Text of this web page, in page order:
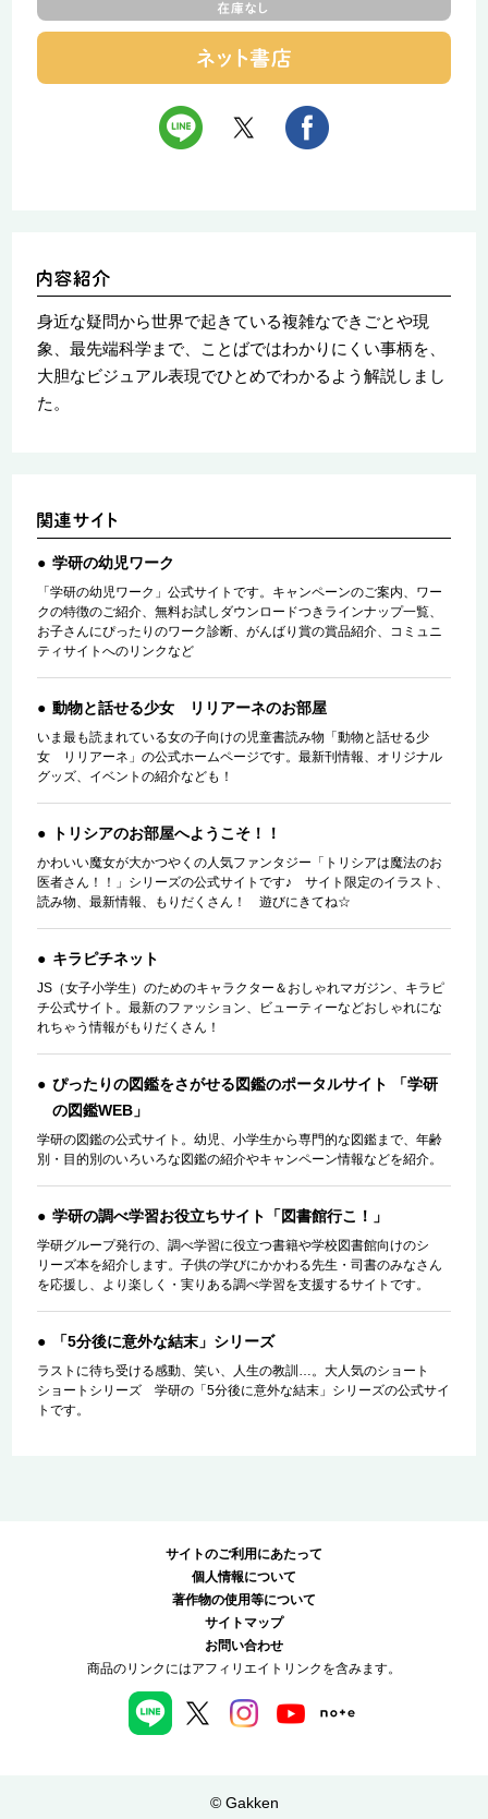
身近な疑問から世界で起きている複雑なできごとや現
象、最先端科学まで、ことばではわかりにくい事柄を、
大胆なビジュアル表現でひとめでわかるよう解説しまし
た。
学研の幼児ワーク
「学研の幼児ワーク」公式サイトです。キャンペーンのご案内、ワー
クの特徴のご紹介、無料お試しダウンロードつきラインナップ一覧、
お子さんにぴったりのワーク診断、がんばり賞の賞品紹介、コミュニ
ティサイトへのリンクなど
動物と話せる少女 リリアーネのお部屋
いま最も読まれている女の子向けの児童書読み物「動物と話せる少
女 リリアーネ」の公式ホームページです。最新刊情報、オリジナル
グッズ、イベントの紹介なども！
トリシアのお部屋へようこそ！！
かわいい魔女が大かつやくの人気ファンタジー「トリシアは魔法のお
医者さん！！」シリーズの公式サイトです♪ サイト限定のイラスト、
読み物、最新情報、もりだくさん！ 遊びにきてね☆
キラピチネット
JS（女子小学生）のためのキャラクター＆おしゃれマガジン、キラピ
チ公式サイト。最新のファッション、ビューティーなどおしゃれにな
れちゃう情報がもりだくさん！
ぴったりの図鑑をさがせる図鑑のポータルサイト 「学研
の図鑑WEB」
学研の図鑑の公式サイト。幼児、小学生から専門的な図鑑まで、年齢
別・目的別のいろいろな図鑑の紹介やキャンペーン情報などを紹介。
学研の調べ学習お役立ちサイト「図書館行こ！」
学研グループ発行の、調べ学習に役立つ書籍や学校図書館向けのシ
リーズ本を紹介します。子供の学びにかかわる先生・司書のみなさん
を応援し、より楽しく・実りある調べ学習を支援するサイトです。
「5分後に意外な結末」シリーズ
ラストに待ち受ける感動、笑い、人生の教訓…。大人気のショート
ショートシリーズ 学研の「5分後に意外な結末」シリーズの公式サイ
トです。
サイトのご利用にあたって
個人情報について
著作物の使用等について
サイトマップ
お問い合わせ
商品のリンクにはアフィリエイトリンクを含みます。
© Gakken